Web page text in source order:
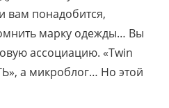
вам понадобится,
марку одежды… Вы
ассоциацию. «Twin
а микроблог… Но этой